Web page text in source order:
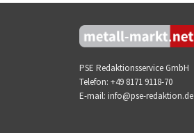
PSE Redaktionsservice GmbH
Telefon: +49 8171 9118-70
E-mail: info@pse-redaktion.de